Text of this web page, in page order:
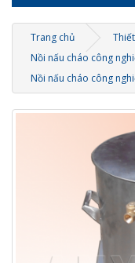
Trang chủ
Nồi nấu cháo công
Nồi nấu cháo công